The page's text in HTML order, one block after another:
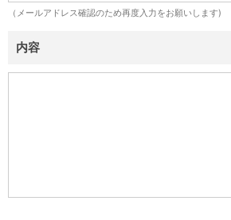
（メールアドレス確認のため再度入力をお願いします)
内容